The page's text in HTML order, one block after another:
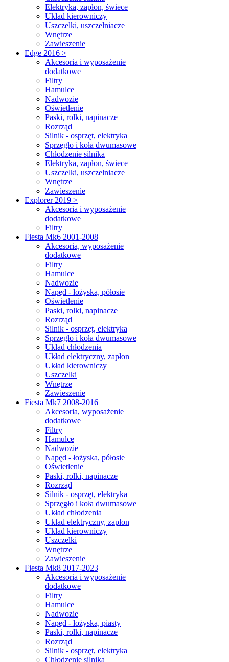
Elektryka, zapłon, świece
Układ kierowniczy
Uszczelki, uszczelniacze
Wnętrze
Zawieszenie
Edge 2016 >
Akcesoria i wyposażenie
dodatkowe
Filtry
Hamulce
Nadwozie
Oświetlenie
Paski, rolki, napinacze
Rozrząd
Silnik - osprzęt, elektryka
Sprzęgło i koła dwumasowe
Chłodzenie silnika
Elektryka, zapłon, świece
Uszczelki, uszczelniacze
Wnętrze
Zawieszenie
Explorer 2019 >
Akcesoria i wyposażenie
dodatkowe
Filtry
Fiesta Mk6 2001-2008
Akcesoria, wyposażenie
dodatkowe
Filtry
Hamulce
Nadwozie
Napęd - łożyska, półosie
Oświetlenie
Paski, rolki, napinacze
Rozrząd
Silnik - osprzęt, elektryka
Sprzęgło i koła dwumasowe
Układ chłodzenia
Układ elektryczny, zapłon
Układ kierowniczy
Uszczelki
Wnętrze
Zawieszenie
Fiesta Mk7 2008-2016
Akcesoria, wyposażenie
dodatkowe
Filtry
Hamulce
Nadwozie
Napęd - łożyska, półosie
Oświetlenie
Paski, rolki, napinacze
Rozrząd
Silnik - osprzęt, elektryka
Sprzęgło i koła dwumasowe
Układ chłodzenia
Układ elektryczny, zapłon
Układ kierowniczy
Uszczelki
Wnętrze
Zawieszenie
Fiesta Mk8 2017-2023
Akcesoria i wyposażenie
dodatkowe
Filtry
Hamulce
Nadwozie
Napęd - łożyska, piasty
Paski, rolki, napinacze
Rozrząd
Silnik - osprzęt, elektryka
Chłodzenie silnika